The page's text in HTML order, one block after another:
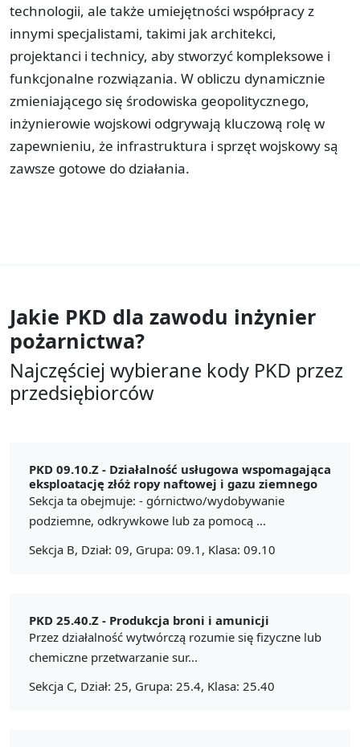
technologii, ale także umiejętności współpracy z
innymi specjalistami, takimi jak architekci,
projektanci i technicy, aby stworzyć kompleksowe i
funkcjonalne rozwiązania. W obliczu dynamicznie
zmieniającego się środowiska geopolitycznego,
inżynierowie wojskowi odgrywają kluczową rolę w
zapewnieniu, że infrastruktura i sprzęt wojskowy są
zawsze gotowe do działania.
Jakie PKD dla zawodu inżynier
pożarnictwa?
Najczęściej wybierane kody PKD przez
przedsiębiorców
PKD 09.10.Z - Działalność usługowa wspomagająca
eksploatację złóż ropy naftowej i gazu ziemnego
Sekcja ta obejmuje: - górnictwo/wydobywanie
podziemne, odkrywkowe lub za pomocą ...
Sekcja B, Dział: 09, Grupa: 09.1, Klasa: 09.10
PKD 25.40.Z - Produkcja broni i amunicji
Przez działalność wytwórczą rozumie się fizyczne lub
chemiczne przetwarzanie sur...
Sekcja C, Dział: 25, Grupa: 25.4, Klasa: 25.40